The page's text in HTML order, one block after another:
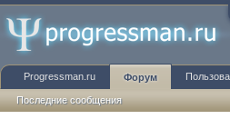
Progressman.ru Форум
Последние сообщения